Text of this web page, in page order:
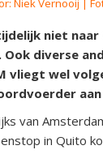
Niek Vernooij |
tijdelijk niet
Ook diverse
vliegt wel
van
in Quito